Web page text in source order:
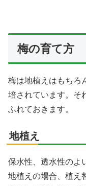
梅の育て方
梅は地植えはもちろ
培されています。そ
ふれておきます。
地植え
保水性、透水性のよ
地植えの場合、植え